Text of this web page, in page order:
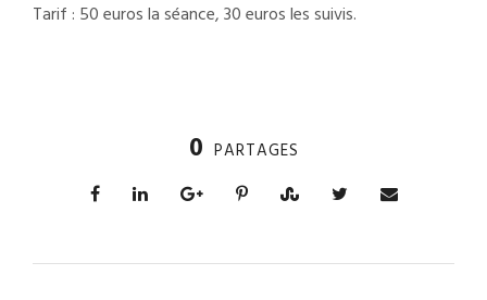
Tarif : 50 euros la séance, 30 euros les suivis.
0 PARTAGES